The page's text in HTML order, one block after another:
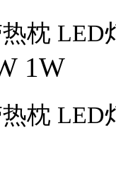
枕 LED
1W
枕 LED